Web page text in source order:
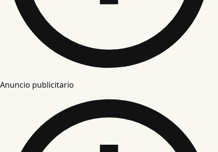
Anuncio publicitario